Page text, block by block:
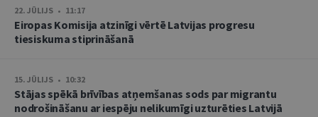
22. JŪLIJS • 11:17
Eiropas Komisija atzinīgi vērtē Latvijas progresu
tiesiskuma stiprināšanā
15. JŪLIJS • 10:32
Stājas spēkā brīvības atņemšanas sods par migrantu
nodrošināšanu ar iespēju nelikumīgi uzturēties Latvijā